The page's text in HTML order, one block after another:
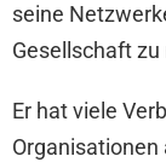
seine
Gesellschaft
Er hat viele